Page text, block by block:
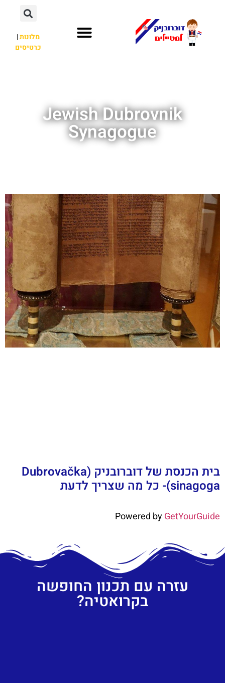
מלונות|
כרטיסים
Jewish Dubrovnik
Synagogue
בית הכנסת של דוברובניק (Dubrovačka
sinagoga)- כל מה שצריך לדעת
Powered byGetYourGuide
עזרה עם תכנון החופשה
בקרואטיה?